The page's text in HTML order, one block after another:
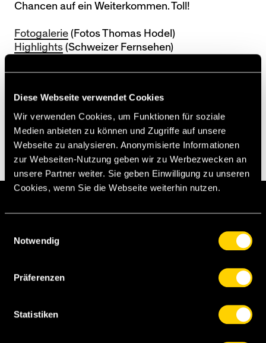
Diese Webseite verwendet Cookies
Wir verwenden Cookies, um Funktionen für soziale
Medien anbieten zu können und Zugriffe auf unsere
Webseite zu analysieren. Anonymisierte Informationen
zur Webseiten-Nutzung geben wir zu Werbezwecken an
unsere Partner weiter. Sie geben Einwilligung zu unseren
Cookies, wenn Sie die Webseite weiterhin nutzen.
Notwendig
Präferenzen
Statistiken
Chancen auf ein Weiterkommen. Toll!
Fotogalerie (Fotos Thomas Hodel)
Highlights (Schweizer Fernsehen)
[sst]